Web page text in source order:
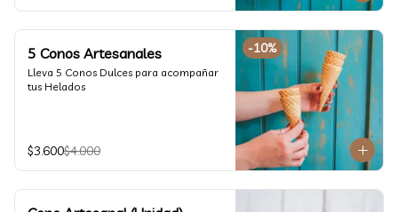
-10%
5 Conos Artesanales
Lleva 5 Conos Dulces para acompañar
tus Helados
$3.600$4.000